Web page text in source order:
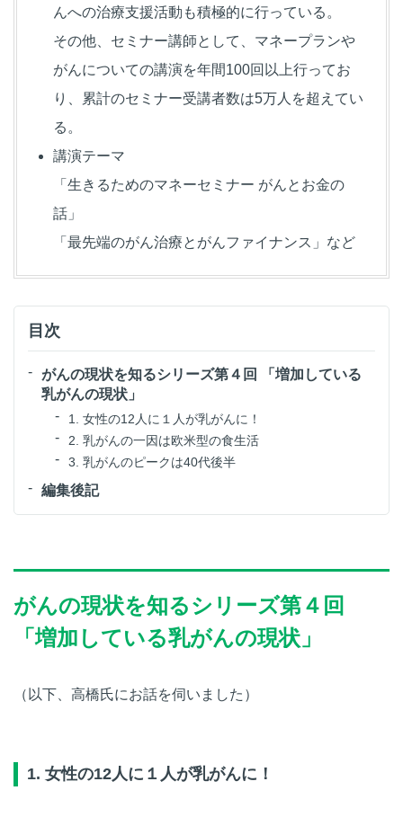
んへの治療支援活動も積極的に行っている。
その他、セミナー講師として、マネープランや
がんについての講演を年間100回以上行ってお
り、累計のセミナー受講者数は5万人を超えてい
る。
講演テーマ
「生きるためのマネーセミナー がんとお金の
話」
「最先端のがん治療とがんファイナンス」など
目次
がんの現状を知るシリーズ第４回 「増加している
乳がんの現状」
1. 女性の12人に１人が乳がんに！
2. 乳がんの一因は欧米型の食生活
3. 乳がんのピークは40代後半
編集後記
がんの現状を知るシリーズ第４回
「増加している乳がんの現状」
（以下、高橋氏にお話を伺いました）
1. 女性の12人に１人が乳がんに！